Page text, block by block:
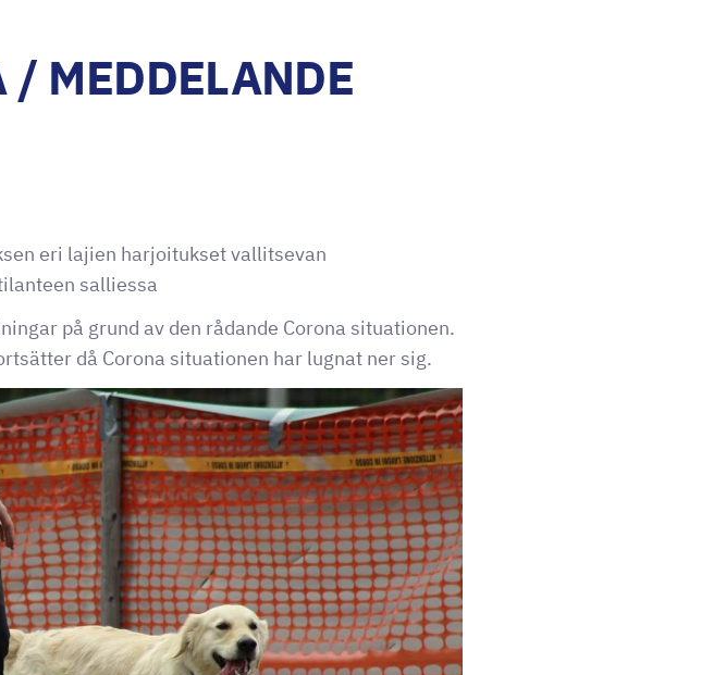
MEDDELANDE
eri lajien harjoitukset vallitsevan
salliessa
på grund av den rådande Corona situationen.
då Corona situationen har lugnat ner sig.